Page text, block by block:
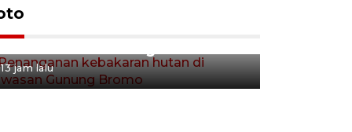
Penanganan kebakaran hutan
13 jam lalu